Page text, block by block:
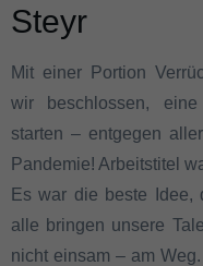
Steyr
Mit einer Portion
wir beschlossen,
starten – entgegen
Pandemie! Arbeitstitel
Es war die beste Idee,
alle bringen unsere
nicht einsam – am